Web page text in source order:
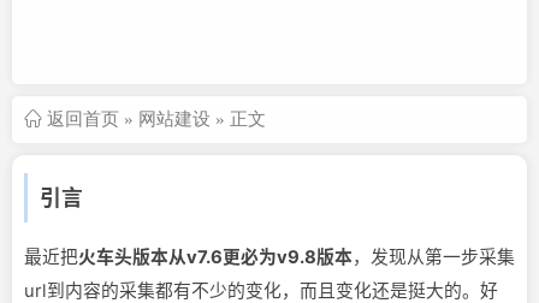
返回首页 » 网站建设 » 正文
引言
最近把火车头版本从v7.6更必为v9.8版本，发现从第一步采集
url到内容的采集都有不少的变化，而且变化还是挺大的。好